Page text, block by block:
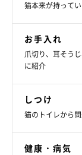
いつも大好きな
づくろいをして
このうれしいシ
猫本来が持って
お手入れ
爪切り、耳そう
に紹介
しつけ
猫のトイレから
健康・病気